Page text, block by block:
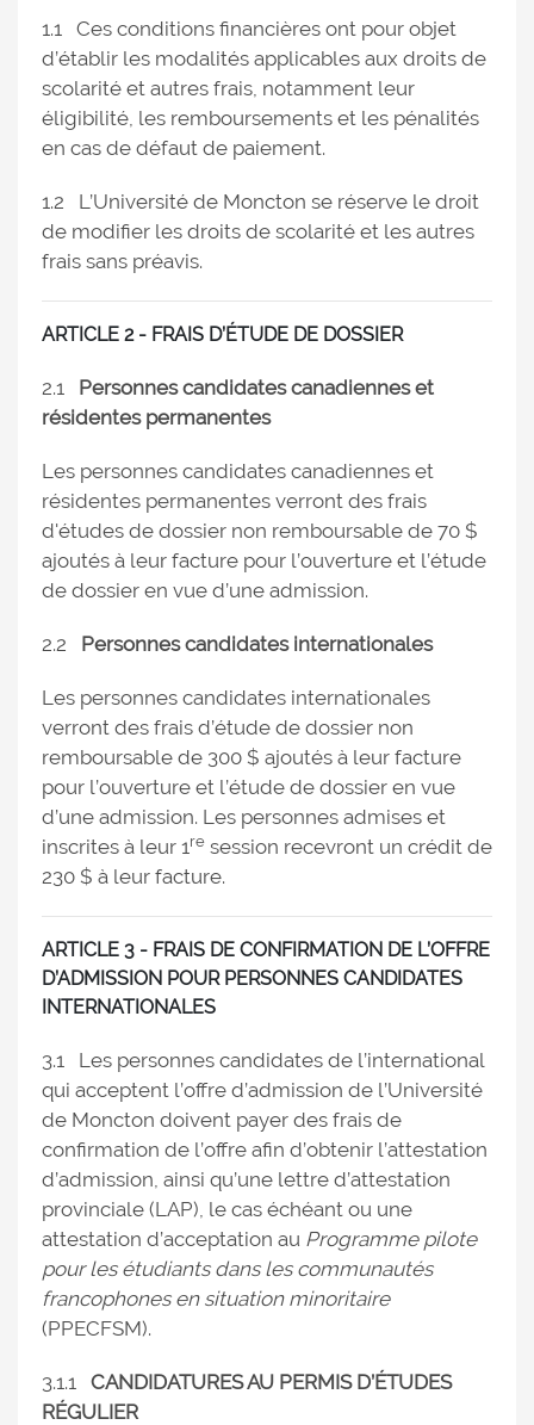
1.1 Ces conditions financières ont pour objet
d’établir les modalités applicables aux droits de
scolarité et autres frais, notamment leur
éligibilité, les remboursements et les pénalités
en cas de défaut de paiement.
1.2 L’Université de Moncton se réserve le droit
de modifier les droits de scolarité et les autres
frais sans préavis.
ARTICLE 2 - FRAIS D’ÉTUDE DE DOSSIER
2.1 Personnes candidates canadiennes et
résidentes permanentes
Les personnes candidates canadiennes et
résidentes permanentes verront des frais
d'études de dossier non remboursable de 70 $
ajoutés à leur facture pour l’ouverture et l’étude
de dossier en vue d’une admission.
2.2 Personnes candidates internationales
Les personnes candidates internationales
verront des frais d’étude de dossier non
remboursable de 300 $ ajoutés à leur facture
pour l’ouverture et l’étude de dossier en vue
d’une admission. Les personnes admises et
inscrites à leur 1re session recevront un crédit de
230 $ à leur facture.
ARTICLE 3 - FRAIS DE CONFIRMATION DE L’OFFRE
D’ADMISSION POUR PERSONNES CANDIDATES
INTERNATIONALES
3.1 Les personnes candidates de l’international
qui acceptent l’offre d’admission de l’Université
de Moncton doivent payer des frais de
confirmation de l’offre afin d’obtenir l’attestation
d’admission, ainsi qu’une lettre d’attestation
provinciale (LAP), le cas échéant ou une
attestation d’acceptation au Programme pilote
pour les étudiants dans les communautés
francophones en situation minoritaire
(PPECFSM).
3.1.1 CANDIDATURES AU PERMIS D’ÉTUDES
RÉGULIER